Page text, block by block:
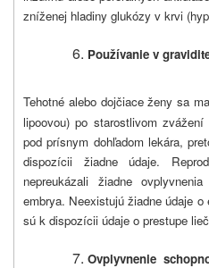
zníženej hladiny glukózy v krvi
Používanie v
Tehotné alebo dojčiace ženy sa
lipoovou) po starostlivom
pod prísnym dohľadom lekára,
dispozícii žiadne údaje.
nepreukázali žiadne
embrya. Neexistujú žiadne údaje
sú k dispozícii údaje o prestupe
Ovplyvnenie